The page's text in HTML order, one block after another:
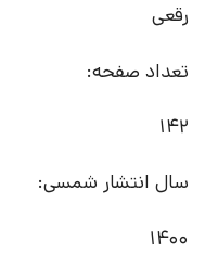
رقعی
تعداد صفحه:
142
سال انتشار شمسی:
1400